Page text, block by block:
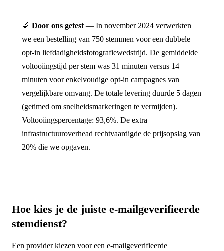
🔬 Door ons getest — In november 2024 verwerkten
we een bestelling van 750 stemmen voor een dubbele
opt-in liefdadigheidsfotografiewedstrijd. De gemiddelde
voltooiingstijd per stem was 31 minuten versus 14
minuten voor enkelvoudige opt-in campagnes van
vergelijkbare omvang. De totale levering duurde 5 dagen
(getimed om snelheidsmarkeringen te vermijden).
Voltooiingspercentage: 93,6%. De extra
infrastructuuroverhead rechtvaardigde de prijsopslag van
20% die we opgaven.
Hoe kies je de juiste e-mailgeverifieerde
stemdienst?
Een provider kiezen voor een e-mailgeverifieerde